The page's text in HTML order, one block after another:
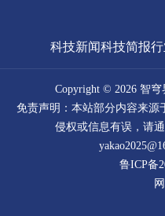
科技新闻科技简报
Copyright © 2026 智
免责声明：本站部分内容来源
侵权或信息有误，请
鲁ICP备